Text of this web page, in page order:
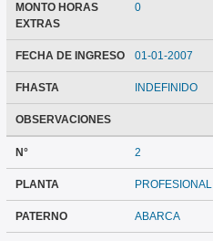
MONTO HORAS
EXTRAS
0
FECHA DE INGRESO 01-01-2007
FHASTA INDEFINIDO
OBSERVACIONES
N° 2
PLANTA PROFESIONAL
PATERNO ABARCA